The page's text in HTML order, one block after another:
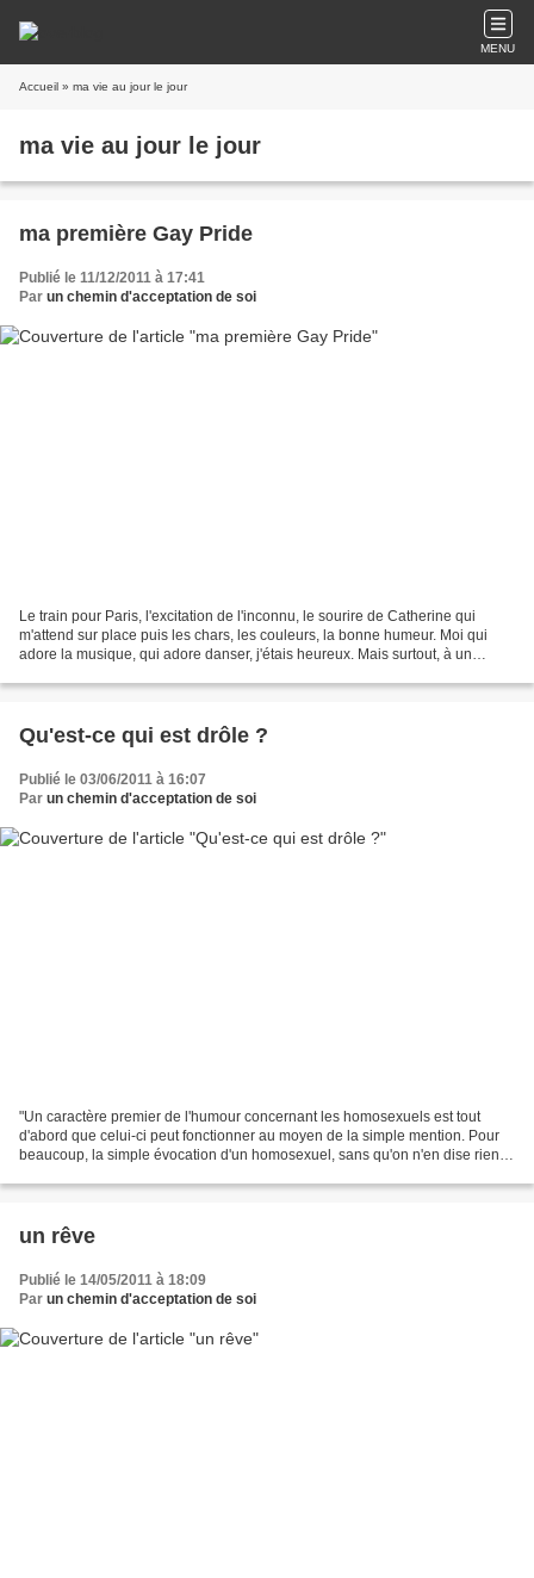
MENU
Accueil » ma vie au jour le jour
ma vie au jour le jour
ma première Gay Pride
Publié le 11/12/2011 à 17:41
Par un chemin d'acceptation de soi
Le train pour Paris, l'excitation de l'inconnu, le sourire de Catherine qui
m'attend sur place puis les chars, les couleurs, la bonne humeur. Moi qui
adore la musique, qui adore danser, j'étais heureux. Mais surtout, à un
Qu'est-ce qui est drôle ?
Publié le 03/06/2011 à 16:07
Par un chemin d'acceptation de soi
"Un caractère premier de l'humour concernant les homosexuels est tout
d'abord que celui-ci peut fonctionner au moyen de la simple mention. Pour
beaucoup, la simple évocation d'un homosexuel, sans qu'on n'en dise rien,
un rêve
Publié le 14/05/2011 à 18:09
Par un chemin d'acceptation de soi